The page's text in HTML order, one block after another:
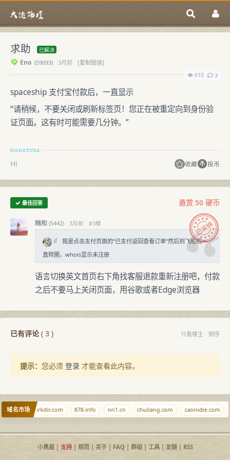
求助 已解决
Eno (59093) 3月前
[复制链接]
610
3
spaceship 支付宝付款后，一直显示
“请稍候，不要关闭或刷新标签页！您正在被重定向到身份验
证页面。这有时可能需要几分钟。”
Hi 收藏 投币
最佳回答 悬赏 50 硬币
随和 (5442) 3月前 #3楼
if 我是点击支付页面的“已支付返回查看订单”然后到飞船后一
直转圈，whois显示未注册
语言切换英文首页右下角找客服退款重新注册吧，付款
之后不要马上关闭页面，用谷歌或者Edge浏览器
已有评论( 3 ) 只看楼主 倒序
提示： 您必须 登录 才能查看此内容。
域名市场 arkdir.com 878.info nn1.cn chuilang.com caonidie.com
小黑屋| 支持| 规范| 关于| FAQ| 群组| 工具| 友链| RSS